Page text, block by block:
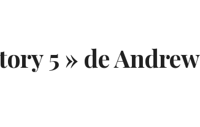
5 » de Andrew